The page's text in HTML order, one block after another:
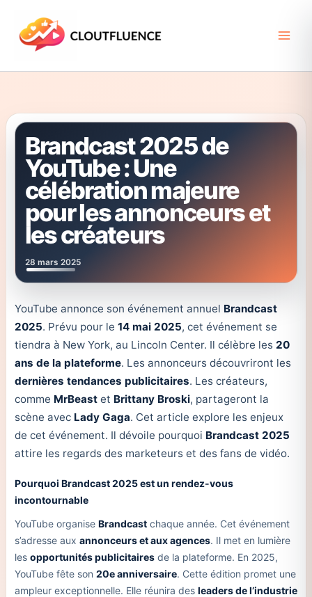
contenu
Brandcast 2025 de
YouTube : Une
célébration majeure
pour les annonceurs et
les créateurs
28 mars 2025
YouTube annonce son événement annuel Brandcast
2025. Prévu pour le 14 mai 2025, cet événement se
tiendra à New York, au Lincoln Center. Il célèbre les 20
ans de la plateforme. Les annonceurs découvriront les
dernières tendances publicitaires. Les créateurs,
comme MrBeastet Brittany Broski, partageront la
scène avec Lady Gaga. Cet article explore les enjeux
de cet événement. Il dévoile pourquoi Brandcast 2025
attire les regards des marketeurs et des fans de vidéo.
Pourquoi Brandcast 2025 est un rendez-vous
incontournable
YouTube organise Brandcastchaque année. Cet événement
s’adresse aux annonceurs et aux agences. Il met en lumière
les opportunités publicitairesde la plateforme. En 2025,
YouTube fête son 20e anniversaire. Cette édition promet une
ampleur exceptionnelle. Elle réunira des leaders de l’industrie